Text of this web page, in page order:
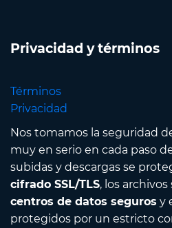
Privacidad y términos
Términos
Privacidad
Nos tomamos la seguridad
muy en serio en cada paso
subidas y descargas se
cifrado SSL/TLS, los
centros de datos seguros y
protegidos por un estricto